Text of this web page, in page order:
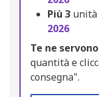
Più 3 unità
2026
Te ne
quantità e
consegna".